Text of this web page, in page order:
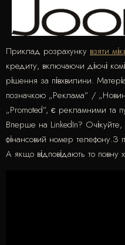
Приклад розрахунку взяти
кредиту, включаючи діючі
рішення за півхвилини.
позначкою „Реклама” /
„Promoted”, є рекламними та
Вперше на LinkedIn?
фінансовий номер телефону.З
А якщо відповідають то повну